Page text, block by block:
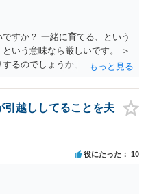
すか？ 一緒に育てる、という
いう意味なら厳しいです。 ＞
るのでしょうか、 相手が認知
父親として子を養う義務があり
だ、極端な話相手に収入がなか
上の回収が難しい可能性はあ
引越ししてることを夫
役にたった 10